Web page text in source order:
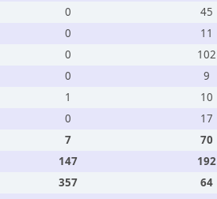
0 45
0 11
0 102
0 9
1 10
0 17
7 70
147 192
357 64